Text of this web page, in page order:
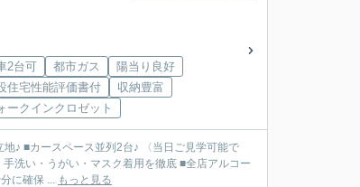
2台可 都市ガス
陽当り良好
住宅性能評価書付
収納豊富
ークインクロゼット
♪ ■カースペース並列2台♪ 〈当日ご見学可能で
洗い・うがい・マスク着用を徹底 ■全店アルコー
に確保 ... もっと見る